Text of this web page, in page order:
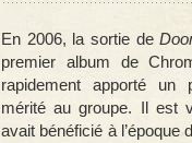
En 2006, la sortie de
premier album de
rapidement apporté un
mérité au groupe. Il est
avait bénéficié à l’époque